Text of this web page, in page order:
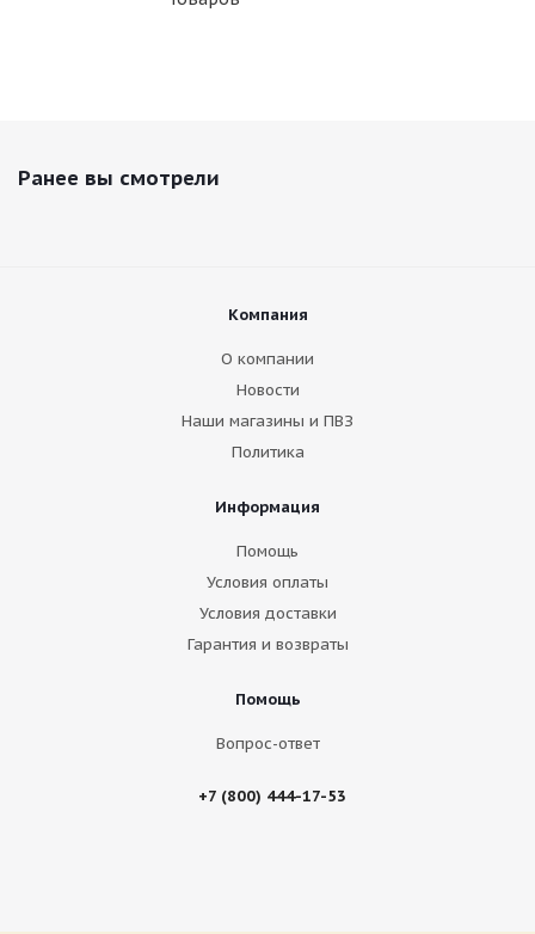
Ранее вы смотрели
Компания
О компании
Новости
Наши магазины и ПВЗ
Политика
Информация
Помощь
Условия оплаты
Условия доставки
Гарантия и возвраты
Помощь
Вопрос-ответ
+7 (800) 444-17-53